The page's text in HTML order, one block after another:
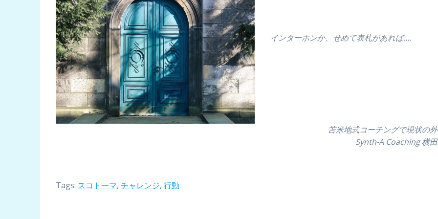
インターホンか、せめて表札があれば….
苫米地式コーチングで現状の
Synth-A Coaching 横
Tags: スコトーマ,チャレンジ,行動